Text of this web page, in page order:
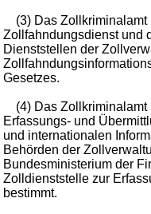
(3) Das Zollkriminalamt
Zollfahndungsdienst und
Dienststellen der
Gesetzes.
(4) Das
Erfassungs- und
und internationalen
Behörden der
Bundesministerium der
Zolldienststelle zur
bestimmt.